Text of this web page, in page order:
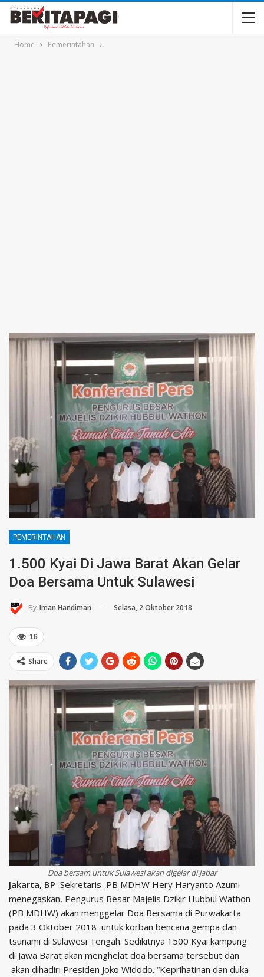
Home Pemerintahan
PEMERINTAHAN
1.500 Kyai Di Jawa Barat Akan Gelar
Doa Bersama Untuk Sulawesi
By Iman Handiman Selasa, 2 Oktober 2018
16
Share
Doa bersam untuk Sulawesi akan digelar di Jabar
Jakarta, BP–Sekretaris PB MDHW Hery Haryanto Azumi
menegaskan, Pengurus Besar Majelis Dzikir Hubbul Wathon
(PB MDHW) akan menggelar Doa Bersama di Purwakarta
pada 3 Oktober 2018 untuk korban bencana gempa dan
tsunami di Sulawesi Tengah. Sedikitnya 1500 Kyai kampung
di Jawa Barat akan menghelat doa bersama tersebut dan
akan dihadiri Presiden Joko Widodo. “Keprihatinan dan duka